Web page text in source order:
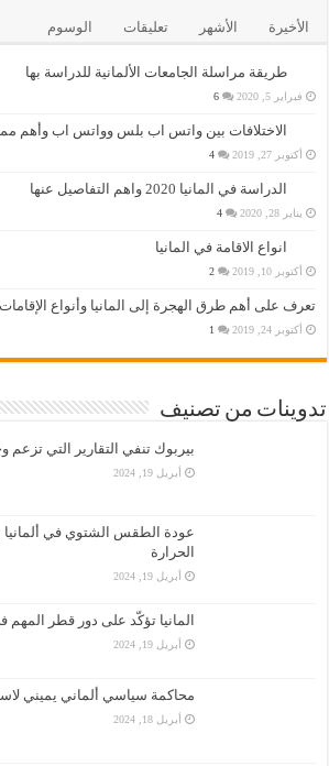
الأخيرة الأشهر تعليقات الوسوم
طريقة مراسلة الجامعات الألمانية للدراسة بها
فبراير 5, 2020 6
الاختلافات بين واتس اب بلس وواتس اب وأهم
أكتوبر 27, 2019 4
الدراسة في المانيا 2020 واهم التفاصيل عنها
يناير 28, 2020 4
انواع الاقامة في المانيا
أكتوبر 10, 2019 2
تعرف على أهم طرق الهجرة إلى المانيا وأنواع الإقامات
أكتوبر 24, 2019 1
تدوينات من تصنيف
بيربوك تنفي التقارير التي تزعم
أبريل 19, 2024
عودة الطقس الشتوي في ألمانيا
الحرارة
أبريل 19, 2024
المانيا تؤكّد على دور قطر
أبريل 19, 2024
محاكمة سياسي ألماني يميني
أبريل 18, 2024